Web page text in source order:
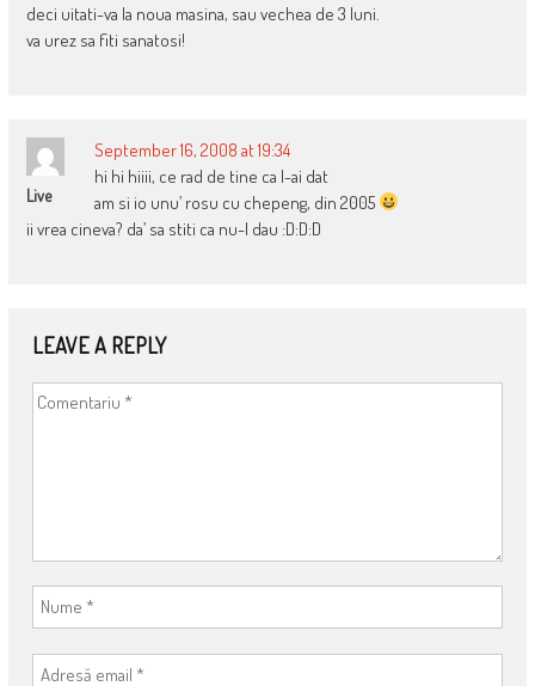
deci uitati-va la noua masina, sau vechea de 3 luni.
va urez sa fiti sanatosi!
Live
September 16, 2008 at 19:34
hi hi hiiii, ce rad de tine ca l-ai dat
am si io unu’ rosu cu chepeng, din 2005
ii vrea cineva? da’ sa stiti ca nu-l dau :D:D:D
LEAVE A REPLY